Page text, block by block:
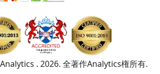
. 2026. 全著作Analytics権所有.